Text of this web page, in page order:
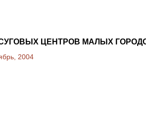
ЦЕНТРОВ МАЛЫХ
2004